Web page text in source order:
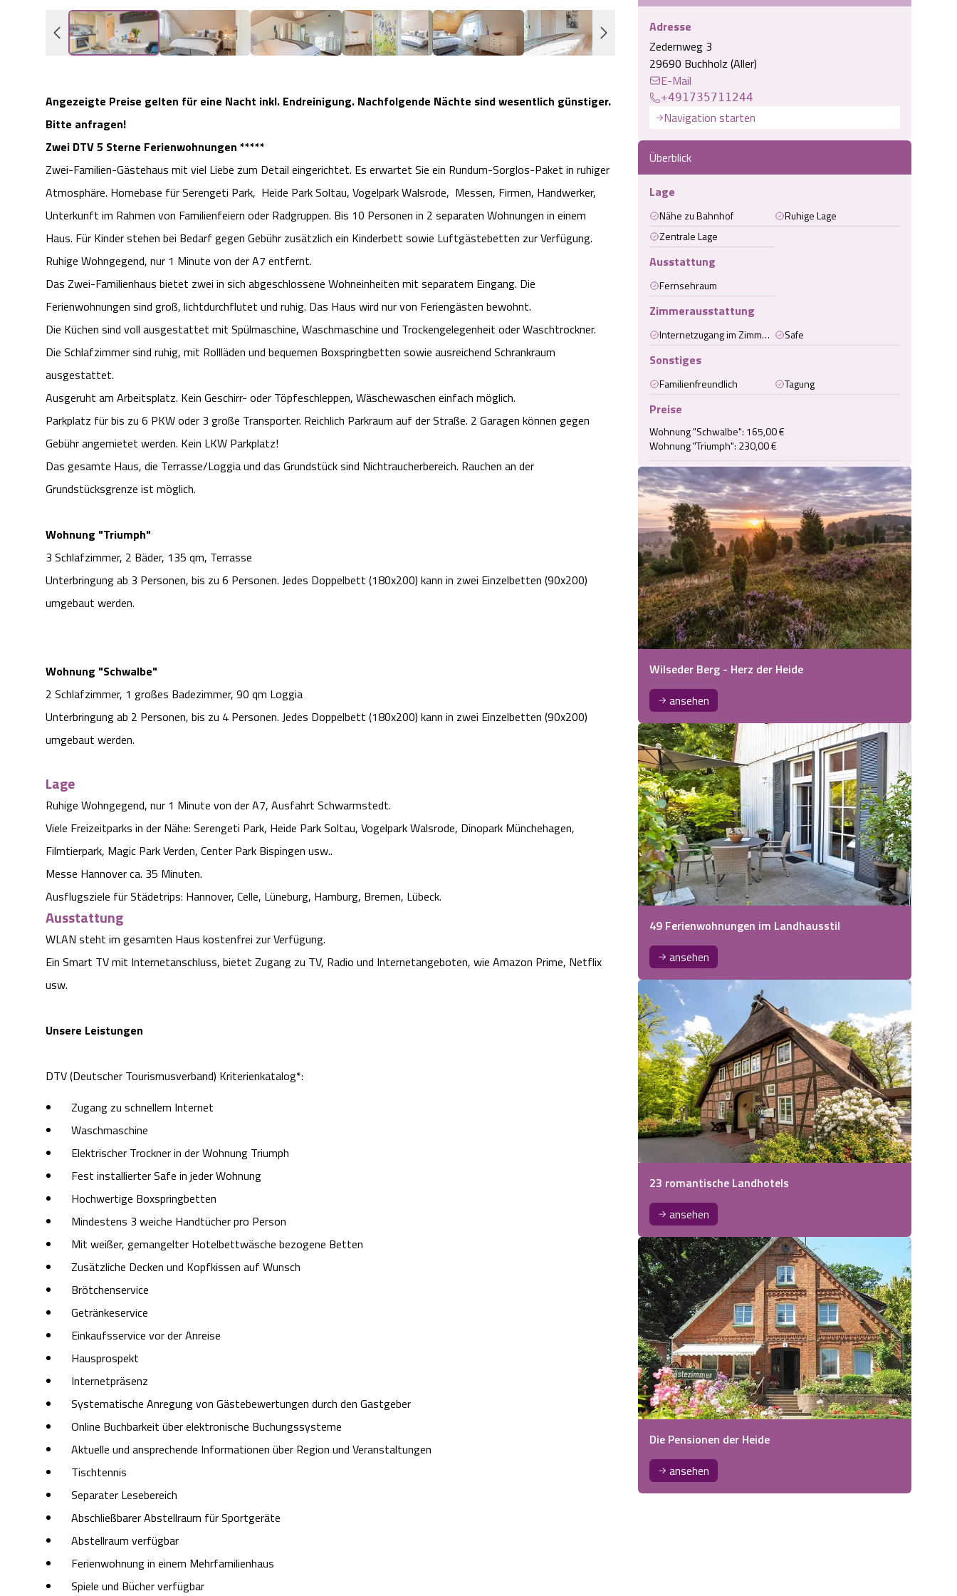
Angezeigte Preise gelten für eine Nacht inkl. Endreinigung. Nachfolgende Nächte sind wesentlich günstiger.
Bitte anfragen!
Zwei DTV 5 Sterne Ferienwohnungen *****
Zwei-Familien-Gästehaus mit viel Liebe zum Detail eingerichtet. Es erwartet Sie ein Rundum-Sorglos-Paket in ruhiger
Atmosphäre. Homebase für Serengeti Park, Heide Park Soltau, Vogelpark Walsrode, Messen, Firmen, Handwerker,
Unterkunft im Rahmen von Familienfeiern oder Radgruppen. Bis 10 Personen in 2 separaten Wohnungen in einem
Haus. Für Kinder stehen bei Bedarf gegen Gebühr zusätzlich ein Kinderbett sowie Luftgästebetten zur Verfügung.
Ruhige Wohngegend, nur 1 Minute von der A7 entfernt.
Das Zwei-Familienhaus bietet zwei in sich abgeschlossene Wohneinheiten mit separatem Eingang. Die
Ferienwohnungen sind groß, lichtdurchflutet und ruhig. Das Haus wird nur von Feriengästen bewohnt.
Die Küchen sind voll ausgestattet mit Spülmaschine, Waschmaschine und Trockengelegenheit oder Waschtrockner.
Die Schlafzimmer sind ruhig, mit Rollläden und bequemen Boxspringbetten sowie ausreichend Schrankraum
ausgestattet.
Ausgeruht am Arbeitsplatz. Kein Geschirr- oder Töpfeschleppen, Wäschewaschen einfach möglich.
Parkplatz für bis zu 6 PKW oder 3 große Transporter. Reichlich Parkraum auf der Straße. 2 Garagen können gegen
Gebühr angemietet werden. Kein LKW Parkplatz!
Das gesamte Haus, die Terrasse/Loggia und das Grundstück sind Nichtraucherbereich. Rauchen an der
Grundstücksgrenze ist möglich.
Wohnung "Triumph"
3 Schlafzimmer, 2 Bäder, 135 qm, Terrasse
Unterbringung ab 3 Personen, bis zu 6 Personen. Jedes Doppelbett (180x200) kann in zwei Einzelbetten (90x200)
umgebaut werden.
Wohnung "Schwalbe"
2 Schlafzimmer, 1 großes Badezimmer, 90 qm Loggia
Unterbringung ab 2 Personen, bis zu 4 Personen. Jedes Doppelbett (180x200) kann in zwei Einzelbetten (90x200)
umgebaut werden.
Lage
Ruhige Wohngegend, nur 1 Minute von der A7, Ausfahrt Schwarmstedt.
Viele Freizeitparks in der Nähe: Serengeti Park, Heide Park Soltau, Vogelpark Walsrode, Dinopark Münchehagen,
Filmtierpark, Magic Park Verden, Center Park Bispingen usw..
Messe Hannover ca. 35 Minuten.
Ausflugsziele für Städetrips: Hannover, Celle, Lüneburg, Hamburg, Bremen, Lübeck.
Ausstattung
WLAN steht im gesamten Haus kostenfrei zur Verfügung.
Ein Smart TV mit Internetanschluss, bietet Zugang zu TV, Radio und Internetangeboten, wie Amazon Prime, Netflix
usw.
Unsere Leistungen
DTV (Deutscher Tourismusverband) Kriterienkatalog*:
Zugang zu schnellem Internet
Waschmaschine
Elektrischer Trockner in der Wohnung Triumph
Fest installierter Safe in jeder Wohnung
Hochwertige Boxspringbetten
Mindestens 3 weiche Handtücher pro Person
Mit weißer, gemangelter Hotelbettwäsche bezogene Betten
Zusätzliche Decken und Kopfkissen auf Wunsch
Brötchenservice
Getränkeservice
Einkaufsservice vor der Anreise
Hausprospekt
Internetpräsenz
Systematische Anregung von Gästebewertungen durch den Gastgeber
Online Buchbarkeit über elektronische Buchungssysteme
Aktuelle und ansprechende Informationen über Region und Veranstaltungen
Tischtennis
Separater Lesebereich
Abschließbarer Abstellraum für Sportgeräte
Abstellraum verfügbar
Ferienwohnung in einem Mehrfamilienhaus
Spiele und Bücher verfügbar
Adresse
Zedernweg 3
29690 Buchholz (Aller)
E-Mail
+491735711244
Navigation starten
Überblick
Lage
Nähe zu Bahnhof
Ruhige Lage
Zentrale Lage
Ausstattung
Fernsehraum
Zimmerausstattung
Internetzugang im Zimmer (kabelgebunden) Safe
Sonstiges
Familienfreundlich Tagung
Preise
Wohnung "Schwalbe": 165,00 €
Wohnung "Triumph": 230,00 €
Wilseder Berg - Herz der Heide
ansehen
49 Ferienwohnungen im Landhausstil
ansehen
23 romantische Landhotels
ansehen
Die Pensionen der Heide
ansehen